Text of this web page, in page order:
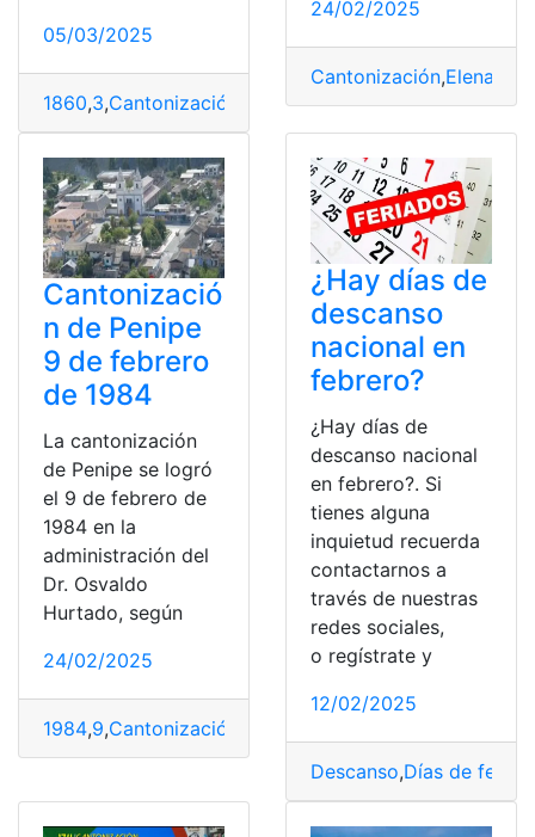
05/03/2025
1860,3,Cantonización Chimbo,José,Marzo,San
24/02/2025
Cantonización,Elena
Cantonizació
n de Penipe
9 de febrero
de 1984
La cantonización
de Penipe se logró
el 9 de febrero de
1984 en la
administración del
Dr. Osvaldo
Hurtado, según
24/02/2025
1984,9,Cantonización
¿Hay días de
descanso
nacional en
febrero?
¿Hay días de
descanso nacional
en febrero?. Si
tienes alguna
inquietud recuerda
contactarnos a
través de nuestras
redes sociales,
o regístrate y
12/02/2025
Descanso,Días de